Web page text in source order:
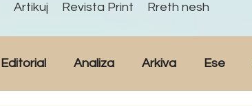
Artikuj Revista Print Rreth nesh
Editorial Analiza Arkiva Ese